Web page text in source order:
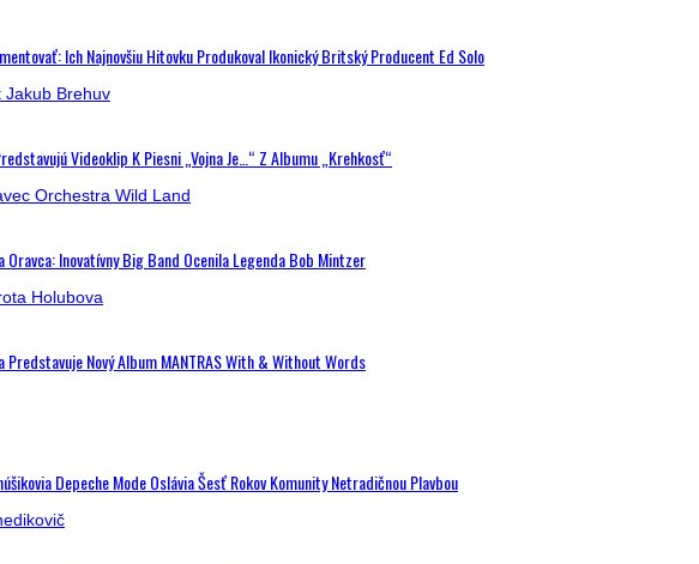
Ich Najnovšiu Hitovku Produkoval Ikonický Britský Producent Ed Solo
Videoklip K Piesni „Vojna Je…“ Z Albumu „Krehkosť“
Oravca: Inovatívny Big Band Ocenila Legenda Bob Mintzer
Nový Album MANTRAS With & Without Words
Depeche Mode Oslávia Šesť Rokov Komunity Netradičnou Plavbou